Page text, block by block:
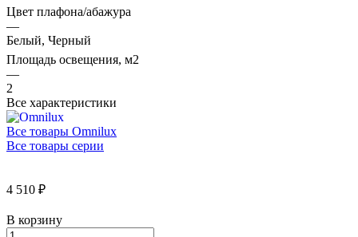
Цвет плафона/абажура
—
Белый, Черный
Площадь освещения, м2
—
2
Все характеристики
Все товары Omnilux
Все товары серии
4 510 ₽
В корзину